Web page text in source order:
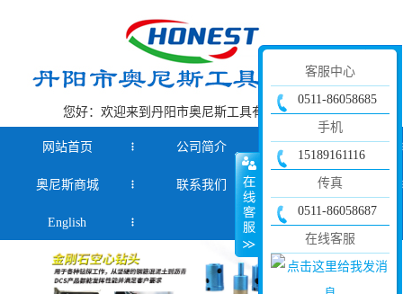
您好：欢迎来到丹阳市奥尼斯工具有限公司官网！
网站首页 公司简介
奥尼斯商城 联系我们 新闻资讯
English
客服中心
0511-86058685
手机
15189161116
传真
0511-86058687
在线客服